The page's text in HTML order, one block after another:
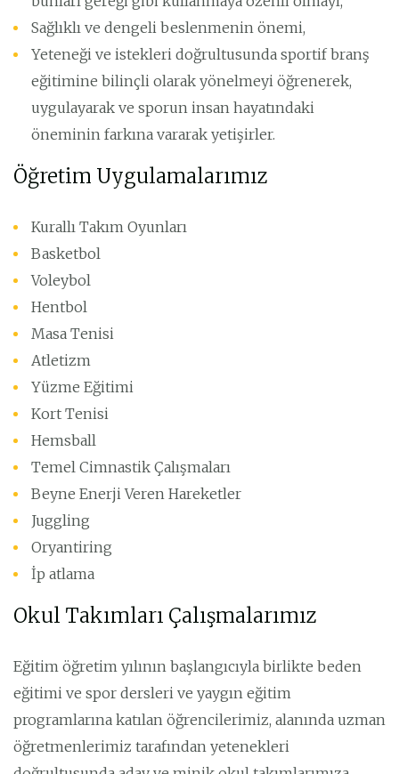
Sağlıklı ve dengeli beslenmenin önemi,
Yeteneği ve istekleri doğrultusunda sportif branş
eğitimine bilinçli olarak yönelmeyi öğrenerek,
uygulayarak ve sporun insan hayatındaki
öneminin farkına vararak yetişirler.
Öğretim Uygulamalarımız
Kurallı Takım Oyunları
Basketbol
Voleybol
Hentbol
Masa Tenisi
Atletizm
Yüzme Eğitimi
Kort Tenisi
Hemsball
Temel Cimnastik Çalışmaları
Beyne Enerji Veren Hareketler
Juggling
Oryantiring
İp atlama
Okul Takımları Çalışmalarımız
Eğitim öğretim yılının başlangıcıyla birlikte beden
eğitimi ve spor dersleri ve yaygın eğitim
programlarına katılan öğrencilerimiz, alanında uzman
öğretmenlerimiz tarafından yetenekleri